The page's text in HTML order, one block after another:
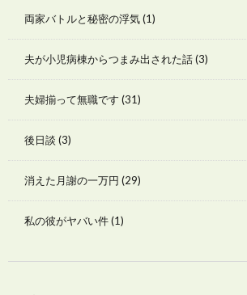
両家バトルと秘密の浮気(1)
夫が小児病棟からつまみ出された話(3)
夫婦揃って無職です (31)
後日談 (3)
消えた月謝の一万円 (29)
私の彼がヤバい件(1)